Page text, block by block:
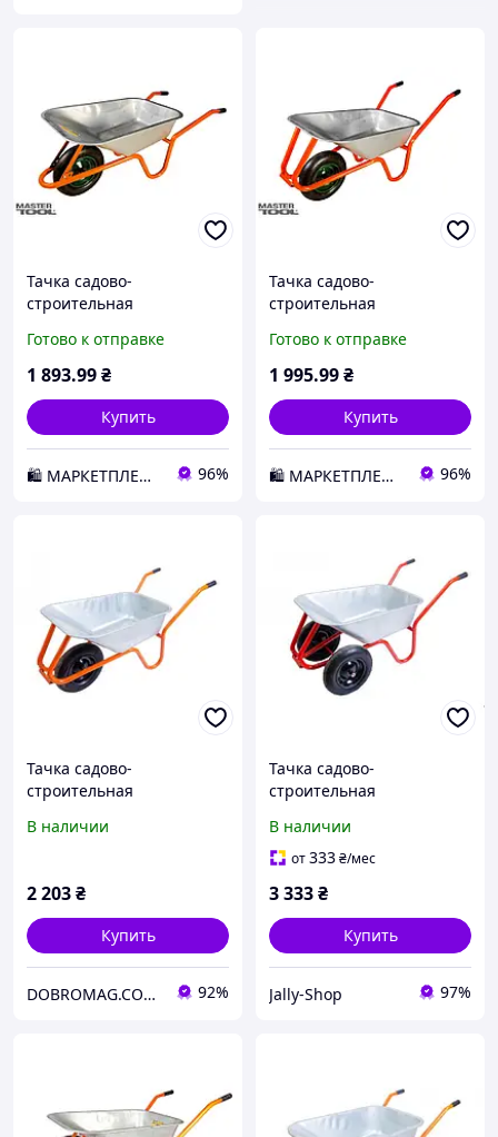
Тачка садово-
строительная
MASTERTOOL 85 л 150 кг
79-9844 D3-2026
Готово к отправке
1 893.99₴
Купить
🛍️ МАРКЕТПЛЕЙС DMD 96%
Тачка садово-
строительная
MASTERTOOL 85 л 160 кг
79-9845 D3-2026
Готово к отправке
1 995.99₴
Купить
🛍️ МАРКЕТПЛЕЙС DMD 96%
Тачка садово-
строительная
MASTERTOOL 100 л 180 кг
В наличии
2 203₴
Купить
DOBROMAG.COM.UA - ДОБРОМАГ 92%
Тачка садово-
строительная
MASTERTOOL 100 л 230 кг
79-9854
В наличии
от333₴/мес
3 333₴
Купить
Jally-Shop 97%